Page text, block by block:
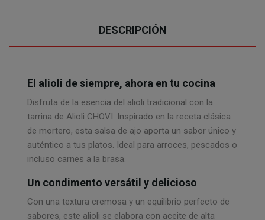
DESCRIPCIÓN
El alioli de siempre, ahora en tu cocina
Disfruta de la esencia del alioli tradicional con la
tarrina de Alioli CHOVI. Inspirado en la receta clásica
de mortero, esta salsa de ajo aporta un sabor único y
auténtico a tus platos. Ideal para arroces, pescados o
incluso carnes a la brasa.
Un condimento versátil y delicioso
Con una textura cremosa y un equilibrio perfecto de
sabores, este alioli se elabora con aceite de alta